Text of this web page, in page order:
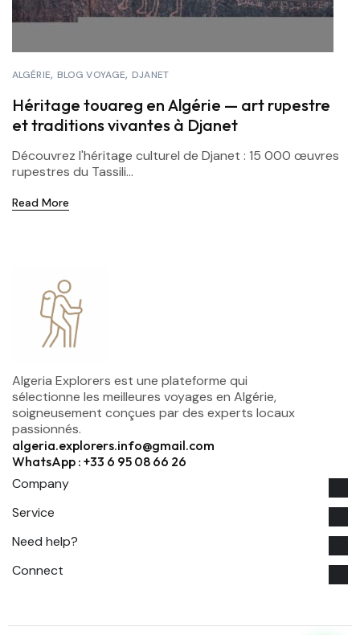
ALGÉRIE BLOG VOYAGE DJANET
Héritage touareg en Algérie — art rupestre
et traditions vivantes à Djanet
Découvrez l'héritage culturel de Djanet : 15 000 œuvres
rupestres du Tassili...
Read More
Algeria Explorers est une plateforme qui
sélectionne les meilleures voyages en Algérie,
soigneusement conçues par des experts locaux
passionnés.
algeria.explorers.info@gmail.com
WhatsApp : +33 6 95 08 66 26
Company
Service
Need help?
Connect